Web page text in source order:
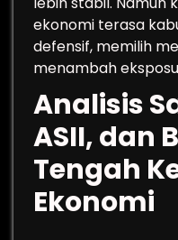
ekonomi terasa
defensif, memilih
menambah
Analisis
ASII, dan
Tengah
Ekonomi